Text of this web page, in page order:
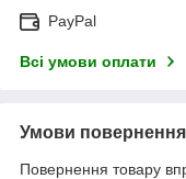
PayPal
Всі умови оплати
Умови повернення
Повернення товару